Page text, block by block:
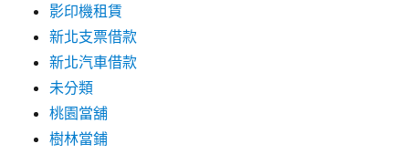
影印機租賃
新北支票借款
新北汽車借款
未分類
桃園當舖
樹林當鋪